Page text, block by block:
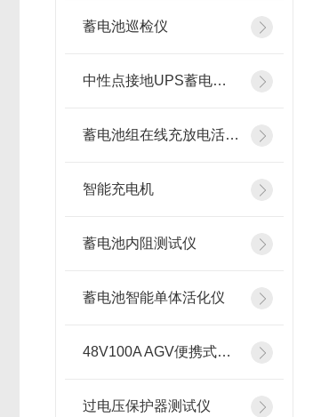
蓄电池巡检仪
中性点接地UPS蓄电池在线测试仪
蓄电池组在线充放电活化设备
智能充电机
蓄电池内阻测试仪
蓄电池智能单体活化仪
48V100A AGV便携式智能充电机
过电压保护器测试仪